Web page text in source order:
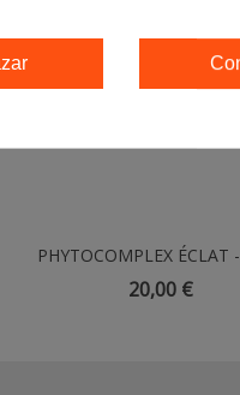
Añadir Al Carrito
PHYTOCOMPLEX ÉCLAT
20,00 €